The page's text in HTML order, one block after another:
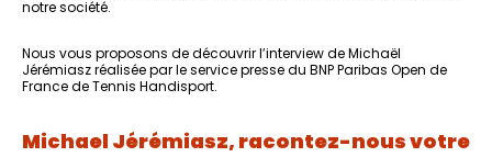
notre société.
Nous vous proposons de découvrir l’interview de Michaël
Jérémiasz réalisée par le service presse du BNP Paribas Open de
France de Tennis Handisport.
Michael Jérémiasz, racontez-nous votre